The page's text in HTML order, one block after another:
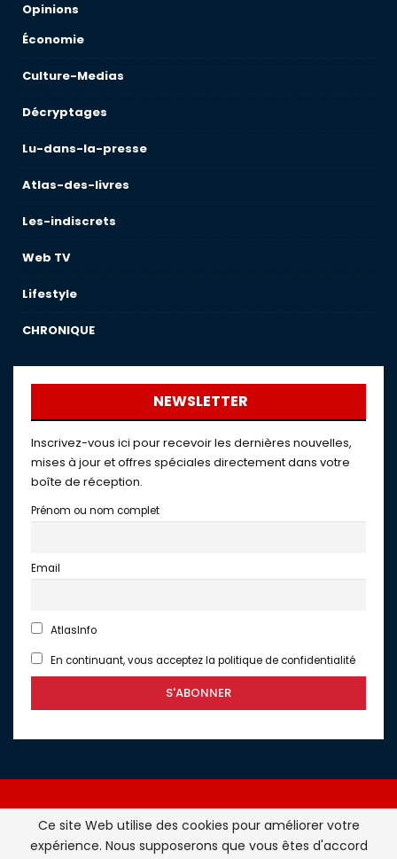
Opinions
Économie
Culture-Medias
Décryptages
Lu-dans-la-presse
Atlas-des-livres
Les-indiscrets
Web TV
Lifestyle
CHRONIQUE
NEWSLETTER
Inscrivez-vous ici pour recevoir les dernières nouvelles,
mises à jour et offres spéciales directement dans votre
boîte de réception.
Prénom ou nom complet
Email
AtlasInfo
En continuant, vous acceptez la politique de confidentialité
Atlasinfo.fr : l'essentiel de l'actualité de la France et du
Ce site Web utilise des cookies pour améliorer votre
expérience. Nous supposerons que vous êtes d'accord